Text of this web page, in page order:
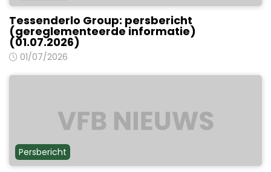
Tessenderlo Group: persbericht
(gereglementeerde informatie)
(01.07.2026)
01/07/2026
Persbericht